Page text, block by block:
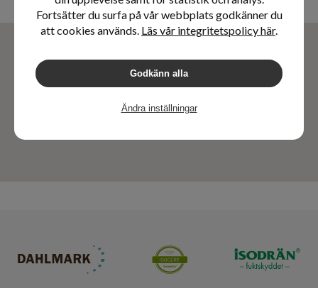
Fortsätter du surfa på vår webbplats godkänner du
att cookies används. Läs vår integritetspolicy här.
Godkänn alla
Ändra inställningar